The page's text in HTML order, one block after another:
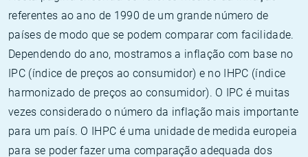
referentes ao ano de 1990 de um grande número de
países de modo que se podem comparar com facilidade.
Dependendo do ano, mostramos a inflação com base no
IPC (índice de preços ao consumidor) e no IHPC (índice
harmonizado de preços ao consumidor). O IPC é muitas
vezes considerado o número da inflação mais importante
para um país. O IHPC é uma unidade de medida europeia
para se poder fazer uma comparação adequada dos